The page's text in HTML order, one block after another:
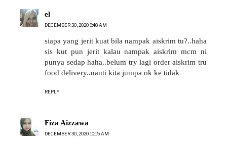
el
DECEMBER 30, 2020 9:48 AM
siapa yang jerit kuat bila nampak aiskrim tu?..haha
sis kut pun jerit kalau nampak aiskrim mcm ni
punya sedap haha..belum try lagi order aiskrim tru
food delivery..nanti kita jumpa ok ke tidak
REPLY
Fiza Aizzawa
DECEMBER 30, 2020 10:15 AM